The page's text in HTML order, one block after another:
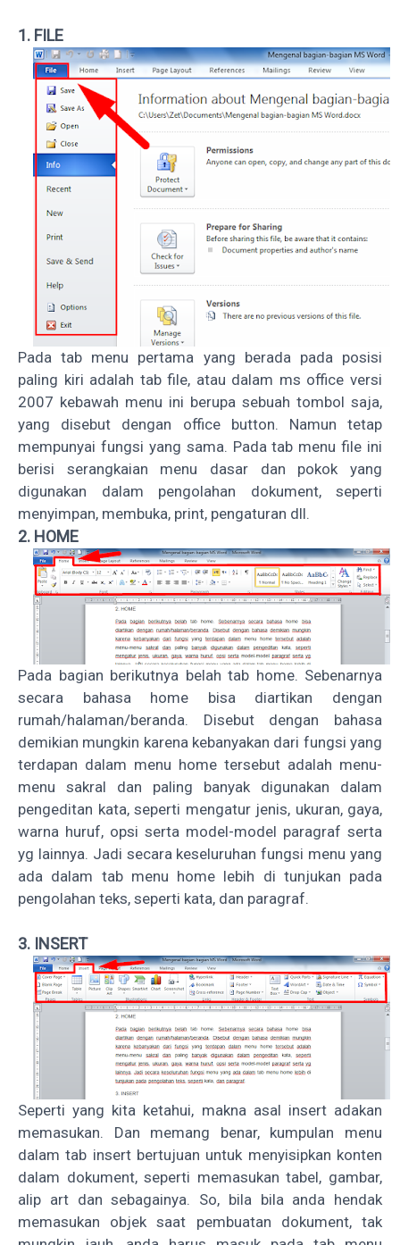
1. FILE
Pada tab menu pertama yang berada pada posisi
paling kiri adalah tab file, atau dalam ms office versi
2007 kebawah menu ini berupa sebuah tombol saja,
yang disebut dengan office button. Namun tetap
mempunyai fungsi yang sama. Pada tab menu file ini
berisi serangkaian menu dasar dan pokok yang
digunakan dalam pengolahan dokument, seperti
menyimpan, membuka, print, pengaturan dll.
2. HOME
Pada bagian berikutnya belah tab home. Sebenarnya
secara bahasa home bisa diartikan dengan
rumah/halaman/beranda. Disebut dengan bahasa
demikian mungkin karena kebanyakan dari fungsi yang
terdapan dalam menu home tersebut adalah menu-
menu sakral dan paling banyak digunakan dalam
pengeditan kata, seperti mengatur jenis, ukuran, gaya,
warna huruf, opsi serta model-model paragraf serta
yg lainnya. Jadi secara keseluruhan fungsi menu yang
ada dalam tab menu home lebih di tunjukan pada
pengolahan teks, seperti kata, dan paragraf.
3. INSERT
Seperti yang kita ketahui, makna asal insert adakan
memasukan. Dan memang benar, kumpulan menu
dalam tab insert bertujuan untuk menyisipkan konten
dalam dokument, seperti memasukan tabel, gambar,
alip art dan sebagainya. So, bila bila anda hendak
memasukan objek saat pembuatan dokument, tak